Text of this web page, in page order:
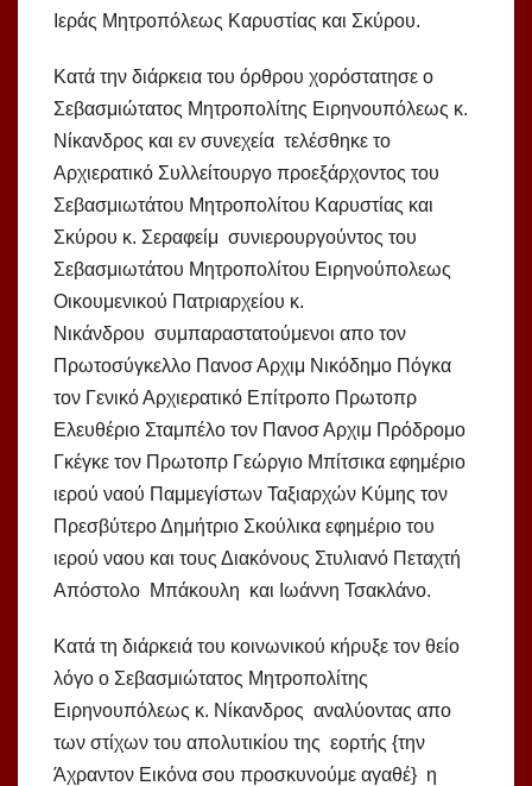
Ιεράς Μητροπόλεως Καρυστίας και Σκύρου.
Κατά την διάρκεια του όρθρου χορόστατησε ο
Σεβασμιώτατος Μητροπολίτης Ειρηνουπόλεως κ.
Νίκανδρος και εν συνεχεία τελέσθηκε το
Αρχιερατικό Συλλείτουργο προεξάρχοντος του
Σεβασμιωτάτου Μητροπολίτου Καρυστίας και
Σκύρου κ. Σεραφείμ συνιερουργούντος του
Σεβασμιωτάτου Μητροπολίτου Ειρηνούπολεως
Οικουμενικού Πατριαρχείου κ.
Νικάνδρου συμπαραστατούμενοι απο τον
Πρωτοσύγκελλο Πανοσ Αρχιμ Νικόδημο Πόγκα
τον Γενικό Αρχιερατικό Επίτροπο Πρωτοπρ
Ελευθέριο Σταμπέλο τον Πανοσ Αρχιμ Πρόδρομο
Γκέγκε τον Πρωτοπρ Γεώργιο Μπίτσικα εφημέριο
ιερού ναού Παμμεγίστων Ταξιαρχών Κύμης τον
Πρεσβύτερο Δημήτριο Σκούλικα εφημέριο του
ιερού ναου και τους Διακόνους Στυλιανό Πεταχτή
Απόστολο Μπάκουλη και Ιωάννη Τσακλάνο.
Κατά τη διάρκειά του κοινωνικού κήρυξε τον θείο
λόγο ο Σεβασμιώτατος Μητροπολίτης
Ειρηνουπόλεως κ. Νίκανδρος αναλύοντας απο
των στίχων του απολυτικίου της εορτής {την
Άχραντον Εικόνα σου προσκυνούμε αγαθέ} η